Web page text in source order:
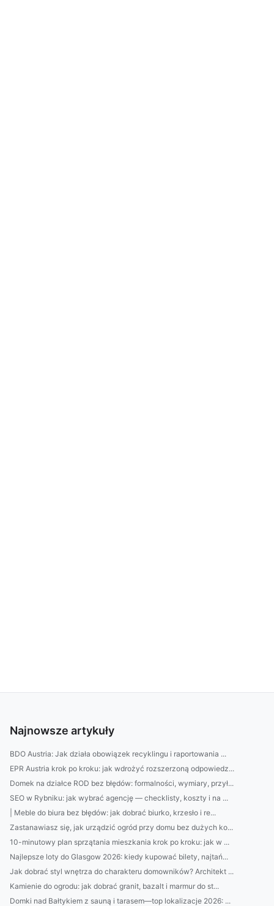
Najnowsze artykuły
BDO Austria: Jak działa obowiązek recyklingu i raportowania ...
EPR Austria krok po kroku: jak wdrożyć rozszerzoną odpowiedz...
Domek na działce ROD bez błędów: formalności, wymiary, przył...
SEO w Rybniku: jak wybrać agencję — checklisty, koszty i na ...
| Meble do biura bez błędów: jak dobrać biurko, krzesło i re...
Zastanawiasz się, jak urządzić ogród przy domu bez dużych ko...
10-minutowy plan sprzątania mieszkania krok po kroku: jak w ...
Najlepsze loty do Glasgow 2026: kiedy kupować bilety, najtań...
Jak dobrać styl wnętrza do charakteru domowników? Architekt ...
Kamienie do ogrodu: jak dobrać granit, bazalt i marmur do st...
Domki nad Bałtykiem z sauną i tarasem—top lokalizacje 2026: ...